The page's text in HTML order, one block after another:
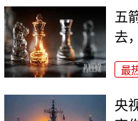
五
去
最
央